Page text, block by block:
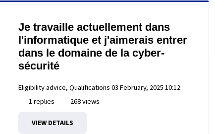
Je travaille actuellement dans
l'informatique et j'aimerais entrer
dans le domaine de la cyber-
sécurité
Eligibility advice, Qualifications 03 February, 2025 10:12
1 replies
268 views
VIEW DETAILS